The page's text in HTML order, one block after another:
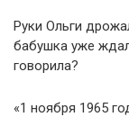
Руки Ольги
бабушка уже
говорила?
«1 ноября 1965